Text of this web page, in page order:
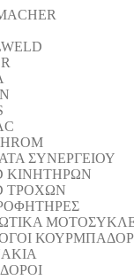
ΣΥΝΕΡΓΕΙΟΥ
ΚΙΝΗΤΗΡΩΝ
ΤΡΟΧΩΝ